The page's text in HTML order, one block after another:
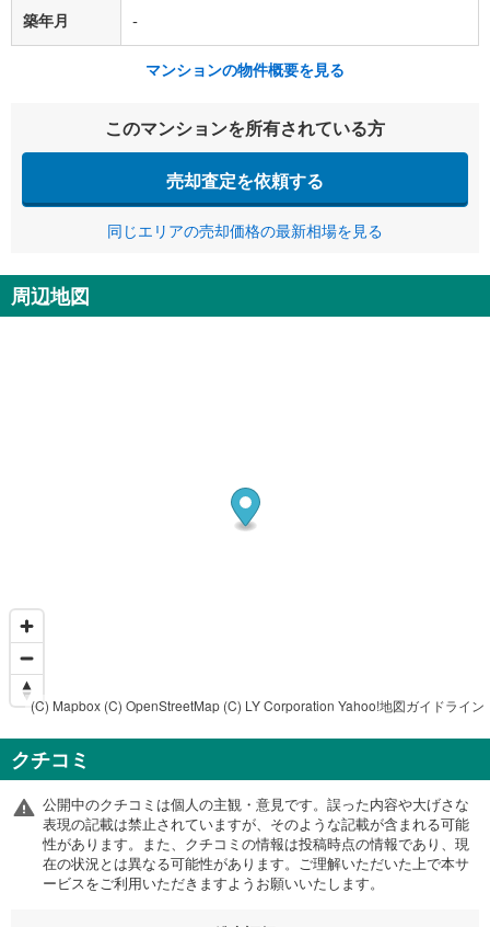
築年月 -
マンションの物件概要を見る
このマンションを所有されている方
売却査定を依頼する
同じエリアの売却価格の最新相場を見る
周辺地図
(C) Mapbox (C) OpenStreetMap (C) LY Corporation Yahoo!地図ガイドライン
クチコミ
公開中のクチコミは個人の主観・意見です。誤った内容や大げさな
表現の記載は禁止されていますが、そのような記載が含まれる可能
性があります。また、クチコミの情報は投稿時点の情報であり、現
在の状況とは異なる可能性があります。ご理解いただいた上で本サ
ービスをご利用いただきますようお願いいたします。